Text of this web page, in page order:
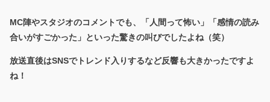
MC陣やスタジオのコメントでも、「人間って怖い」「感情の読み
合いがすごかった」といった驚きの叫びでしたよね（笑）
放送直後はSNSでトレンド入りするなど反響も大きかったですよ
ね！